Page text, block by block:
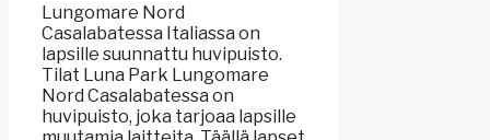
Lungomare Nord
Casalabatessa Italiassa on
lapsille suunnattu huvipuisto.
Tilat Luna Park Lungomare
Nord Casalabatessa on
huvipuisto, joka tarjoaa lapsille